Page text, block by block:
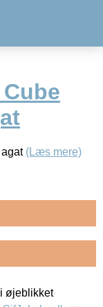
(Læs mere)
øjeblikket